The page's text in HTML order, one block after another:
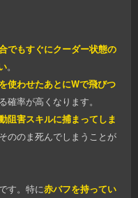
でもすぐにクーダー状態の
。
使わせたあとにWで飛びつ
確率が高くなります。
阻害スキルに捕まってしま
ののま死んでしまうことが
す。特に赤バフを持ってい